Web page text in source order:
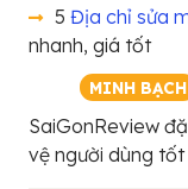
5 Địa chỉ sửa
nhanh, giá tốt
MINH BẠCH
SaiGonReview
vệ người dùng